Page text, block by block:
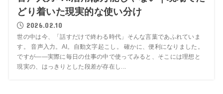
どり着いた現実的な使い分け
2026.02.10
世の中は今、「話すだけで終わる時代」そんな言葉であふれていま
す。 音声入力。AI。自動文字起こし。 確かに、便利になりました。
ですが――実際に毎日の仕事の中で使ってみると、そこには理想と
現実の、はっきりとした段差が存在し...